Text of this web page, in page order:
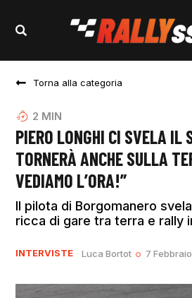
Torna alla categoria
2 MIN
PIERO LONGHI CI SVELA IL
TORNERÀ ANCHE SULLA
VEDIAMO L’ORA!”
Il pilota di Borgomanero
ricca di gare tra terra e rally
INTERVISTE Luca Bortot 7